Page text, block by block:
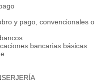
y pago, convencionales o
bancarias básicas